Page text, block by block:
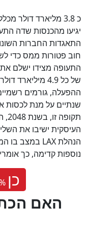
כ 3.8 מליארד דולר
יגיעו מהכנסות שדה
התאגדות החברות
חוב פטורות ממס כדי
התעופה מצידו ישלם את
ההפעלה, גורמים
שנתיים על מנת לכסות
העיסקית ישיבו את
הנהלתLAX
נוספות קדימה, כך
כן
?האם